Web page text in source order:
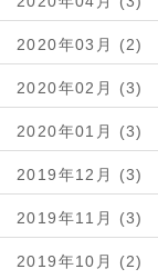
2020年03月 (2)
2020年02月 (3)
2020年01月 (3)
2019年12月 (3)
2019年11月 (3)
2019年10月 (2)